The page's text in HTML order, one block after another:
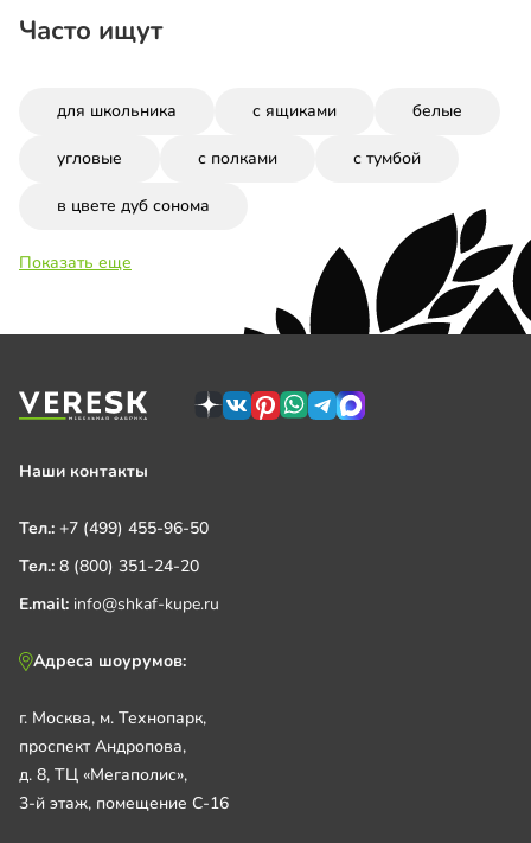
Часто ищут
для школьника с ящиками белые
угловые с полками с тумбой
в цвете дуб сонома
Показать еще
Наши контакты
Тел.: +7 (499) 455-96-50
Тел.: 8 (800) 351-24-20
E.mail: info@shkaf-kupe.ru
Адреса шоурумов:
г. Москва, м. Технопарк,
проспект Андропова,
д. 8, ТЦ «Мегаполис»,
3-й этаж, помещение С-16